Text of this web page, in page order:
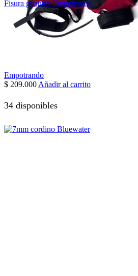
Fisura guantes Empotrando
Empotrando
$ 209.000 Añadir al carrito
34 disponibles